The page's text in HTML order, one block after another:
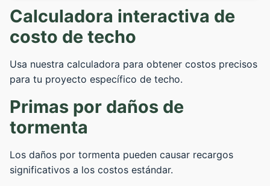
Calculadora interactiva de
costo de techo
Usa nuestra calculadora para obtener costos precisos
para tu proyecto específico de techo.
Primas por daños de
tormenta
Los daños por tormenta pueden causar recargos
significativos a los costos estándar.